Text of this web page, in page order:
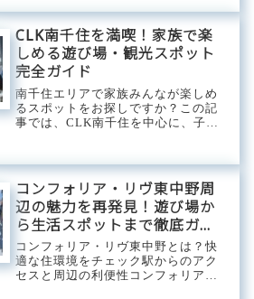
現代の都市生活者に向けた高い機能
美を追求した新築デザインレジデン
ス「クレイシア...
CLK南千住を満喫！家族で楽
しめる遊び場・観光スポット
完全ガイド
南千住エリアで家族みんなが楽しめ
るスポットをお探しですか？この記
事では、CLK南千住を中心に、子供
屋内施設から自然豊かな公園まで、
様々なニーズに応える情報満載で
す！CLK南千住...
コンフォリア・リヴ東中野周
辺の魅力を再発見！遊び場か
ら生活スポットまで徹底ガイ
ド
コンフォリア・リヴ東中野とは？快
適な住環境をチェック駅からのアク
セスと周辺の利便性コンフォリア・